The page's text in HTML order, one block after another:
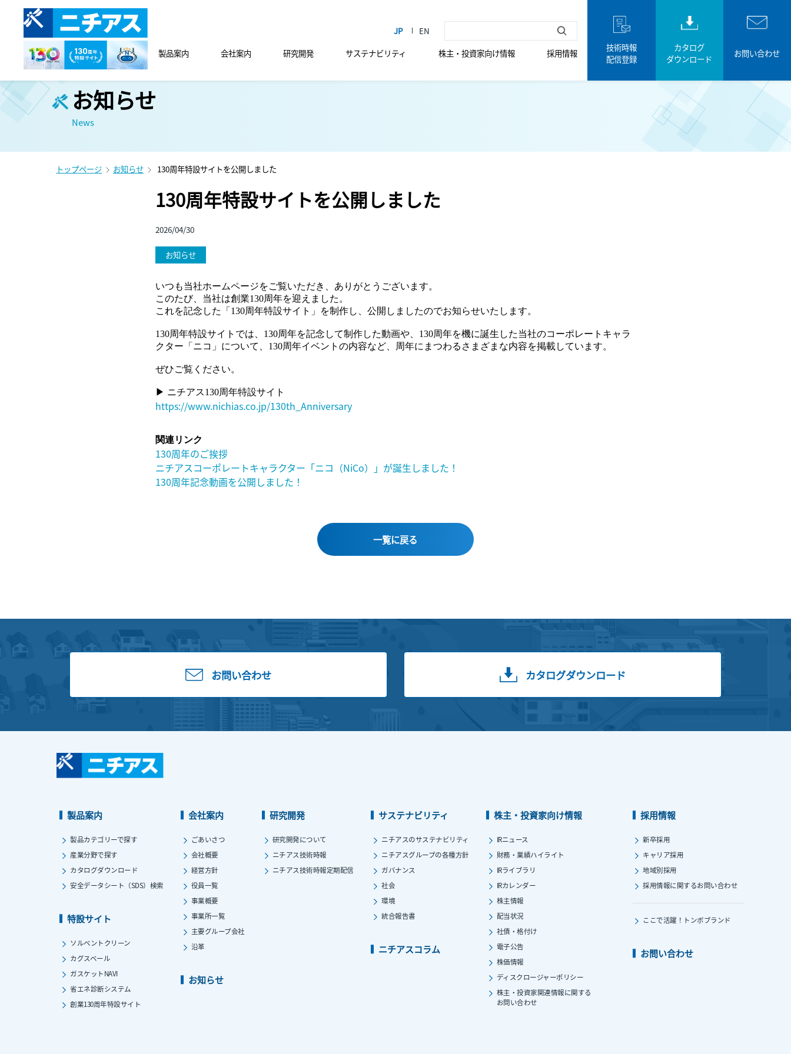
製品案内 会社案内 研究開発 サステナビリティ 株主・投資家向け情報 採用情報
技術時報
配信登録
カタログ
ダウンロード
お問い合わせ
お知らせ
News
トップページ お知らせ 130周年特設サイトを公開しました
130周年特設サイトを公開しました
2026/04/30
お知らせ
いつも当社ホームページをご覧いただき、ありがとうございます。
このたび、当社は創業130周年を迎えました。
これを記念した「130周年特設サイト」を制作し、公開しましたのでお知らせいたします。
130周年特設サイトでは、130周年を記念して制作した動画や、130周年を機に誕生した当社のコーポレートキャラ
クター「ニコ」について、130周年イベントの内容など、周年にまつわるさまざまな内容を掲載しています。
ぜひご覧ください。
▶ ニチアス130周年特設サイト
https://www.nichias.co.jp/130th_Anniversary
関連リンク
130周年のご挨拶
ニチアスコーポレートキャラクター「ニコ（NiCo）」が誕生しました！
130周年記念動画を公開しました！
一覧に戻る
お問い合わせ カタログダウンロード
製品案内
製品カテゴリーで探す
産業分野で探す
カタログダウンロード
安全データシート（SDS）検索
特設サイト
ソルベントクリーン
カグスベール
ガスケットNAVI
省エネ診断システム
創業130周年特設サイト
会社案内
ごあいさつ
会社概要
経営方針
役員一覧
事業概要
事業所一覧
主要グループ会社
沿革
お知らせ
研究開発
研究開発について
ニチアス技術時報
ニチアス技術時報定期配信
サステナビリティ
ニチアスのサステナビリティ
ニチアスグループの各種方針
ガバナンス
社会
環境
統合報告書
ニチアスコラム
株主・投資家向け情報
IRニュース
財務・業績ハイライト
IRライブラリ
IRカレンダー
株主情報
配当状況
社債・格付け
電子公告
株価情報
ディスクロージャーポリシー
株主・投資家関連情報に関する
お問い合わせ
採用情報
新卒採用
キャリア採用
地域別採用
採用情報に関するお問い合わせ
ここで活躍！ トンボブランド
お問い合わせ